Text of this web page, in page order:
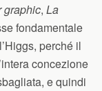
graphic, La
fondamentale
perché il
concezione
e quindi